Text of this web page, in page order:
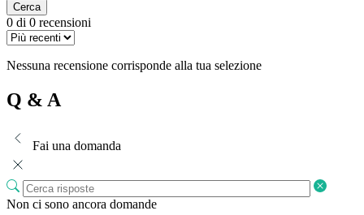
Cerca
0 di 0 recensioni
Nessuna recensione corrisponde alla tua selezione
Q & A
Fai una domanda
Non ci sono ancora domande